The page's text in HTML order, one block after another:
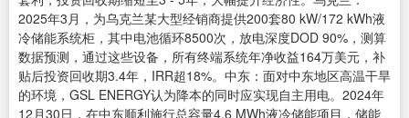
2025年3月，为乌克兰某大型经销商提供200套80 kW/172 kWh液
冷储能系统柜，其中电池循环8500次，放电深度DOD 90%，测算
数据预测，通过这些设备，所有终端系统年净收益164万美元，补
贴后投资回收期3.4年，IRR超18%。中东：面对中东地区高温干旱
的环境，GSL ENERGY认为降本的同时应实现自主用电。2024年
12月30日，在中东顺利施行总容量4.6 MWh液冷储能项目，储能